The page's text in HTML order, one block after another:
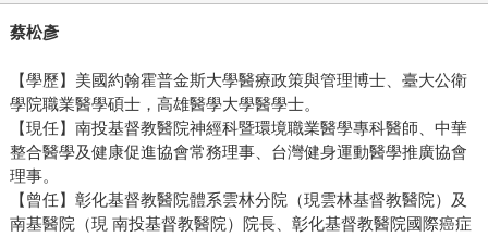
蔡松彥
【學歷】美國約翰霍普金斯大學醫療政策與管理博士、臺大公衛
學院職業醫學碩士，高雄醫學大學醫學士。
【現任】南投基督教醫院神經科暨環境職業醫學專科醫師、中華
整合醫學及健康促進協會常務理事、台灣健身運動醫學推廣協會
理事。
【曾任】彰化基督教醫院體系雲林分院（現雲林基督教醫院）及
南基醫院（現 南投基督教醫院）院長、彰化基督教醫院國際癌症